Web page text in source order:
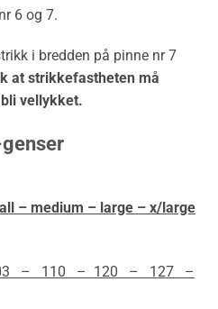
6 og 7.
i bredden på pinne nr 7
at strikkefastheten må
vellykket.
– medium – large – x/large
– 110 – 120 – 127 –